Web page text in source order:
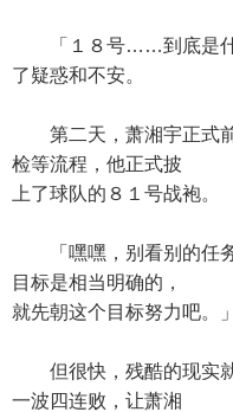
「１８号……到底是什
了疑惑和不安。
第二天，萧湘宇正式前
检等流程，他正式披
上了球队的８１号战袍。
「嘿嘿，别看别的任务
目标是相当明确的，
就先朝这个目标努力吧。」
但很快，残酷的现实就
一波四连败，让萧湘